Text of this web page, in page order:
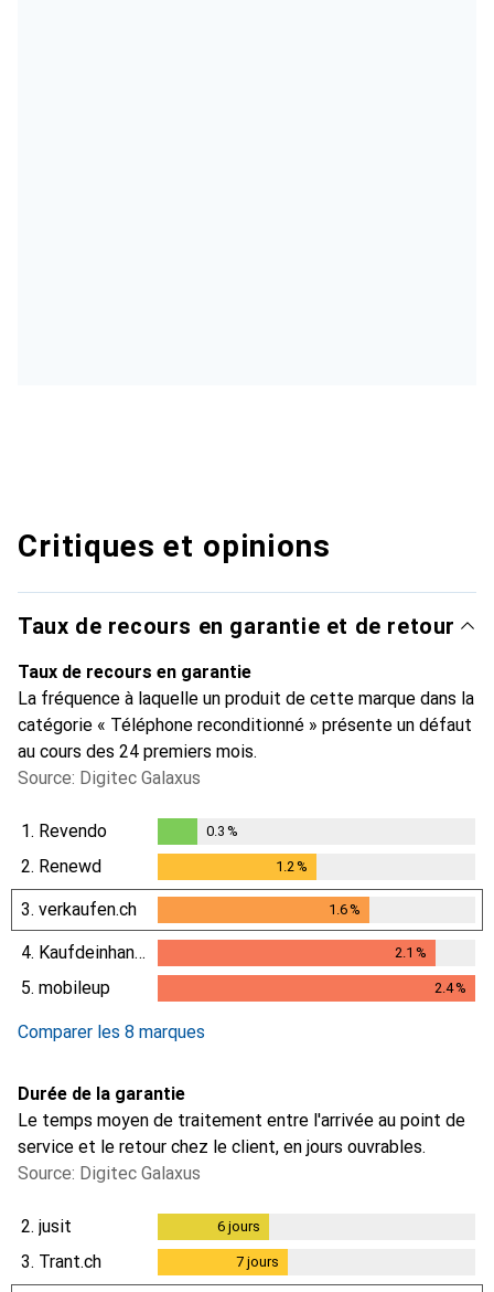
Critiques et opinions
Taux de recours en garantie et de retour
Taux de recours en garantie
La fréquence à laquelle un produit de cette marque dans la
catégorie « Téléphone reconditionné » présente un défaut
au cours des 24 premiers mois.
Source: Digitec Galaxus
1. Revendo
0.3%
0.3 %
2. Renewd 1.2 %
3. verkaufen.ch 1.6%
4. Kaufdeinhandy.ch 2.1 %
2.1%
5. mobileup 2.4%
Comparer les 8 marques
Durée de la garantie
Le temps moyen de traitement entre l'arrivée au point de
service et le retour chez le client, en jours ouvrables.
Source: Digitec Galaxus
2. jusit 6 jours
3. Trant.ch 7 jours